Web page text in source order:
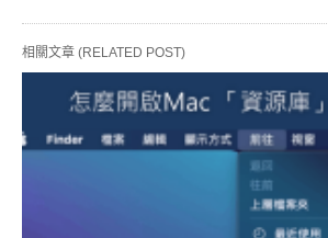
相關文章 (RELATED POST)